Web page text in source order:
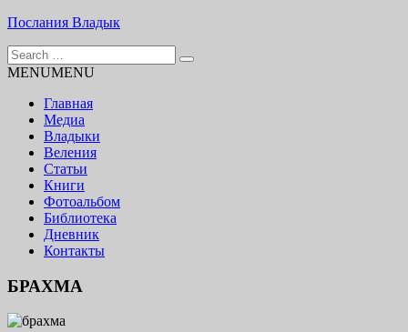
Skip
content
Послания Владык
Основу сайта представляют Послания, или Диктовки,
Search
for:
MENUMENU
Главная
Медиа
Владыки
Веления
Статьи
Книги
Фотоальбом
Библиотека
Дневник
Контакты
БРАХМА